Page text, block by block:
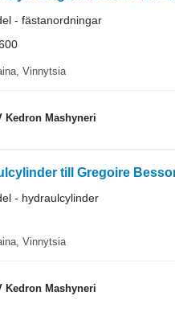
- fästanordningar
Vinnytsia
Kedron Mashyneri
till Gregoire
- hydraulcylinder
Vinnytsia
Kedron Mashyneri